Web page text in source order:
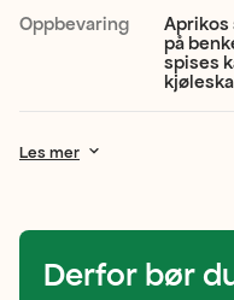
Den
mild
og
lett
Oppbevaring
Aprikos
på
spises
Les mer
Derfor bør